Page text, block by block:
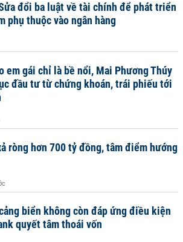
đổi ba luật về tài chính để phát triển
phụ thuộc vào ngân hàng
em gái chỉ là bề nổi, Mai Phương Thúy
đầu tư từ chứng khoán, trái phiếu tới
ròng hơn 700 tỷ đồng, tâm điểm hướng
biển không còn đáp ứng điều kiện
quyết tâm thoái vốn